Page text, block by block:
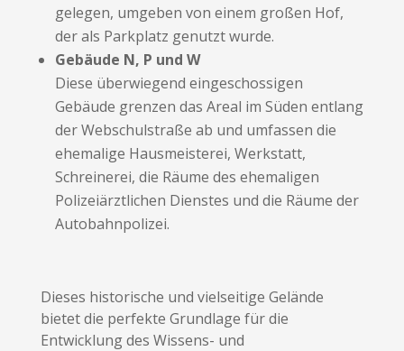
gelegen, umgeben von einem großen Hof,
der als Parkplatz genutzt wurde.
Gebäude N, P und W
Diese überwiegend eingeschossigen
Gebäude grenzen das Areal im Süden entlang
der Webschulstraße ab und umfassen die
ehemalige Hausmeisterei, Werkstatt,
Schreinerei, die Räume des ehemaligen
Polizeiärztlichen Dienstes und die Räume der
Autobahnpolizei.
Dieses historische und vielseitige Gelände
bietet die perfekte Grundlage für die
Entwicklung des Wissens- und